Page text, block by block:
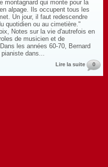
montagnard qui monte pour la
alpage. Ils occupent tous les
Un jour, il faut redescendre
quotidien ou au cimetière."
Notes sur la vie d'autrefois en
de musicien et de
les années 60-70, Bernard
dans...
Lire la suite 0